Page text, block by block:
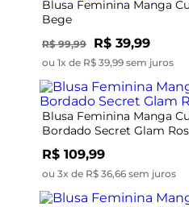
Blusa Feminina Manga
Bege
R$ 99,99 R$ 39,99
ou 1x de R$ 39,99 sem juros
Blusa Feminina Manga
Bordado Secret Glam
R$ 109,99
ou 3x de R$ 36,66 sem juros